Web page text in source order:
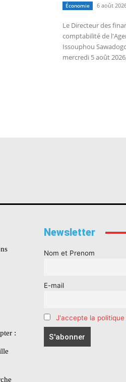
Économie 6 août
Le Directeur des
comptabilité de
Issouphou
mercredi 5 août
:
Newsletter
Nom et Prenom
E-mail
J'accepte la